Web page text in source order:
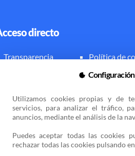
directo
Transparencia
Política de
Zona privada
Utilizamos cookies propias y de
servicios, para analizar el tráfico,
anuncios, mediante el análisis de la
Puedes aceptar todas las cookies
rechazar todas las cookies pulsando